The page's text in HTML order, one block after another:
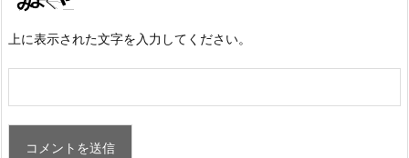
上に表示された文字を入力してください。